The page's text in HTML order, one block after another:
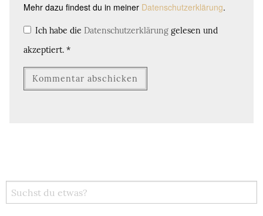
Mehr dazu findest du in meiner Datenschutzerklärung.
Ich habe die Datenschutzerklärung gelesen und
akzeptiert. *